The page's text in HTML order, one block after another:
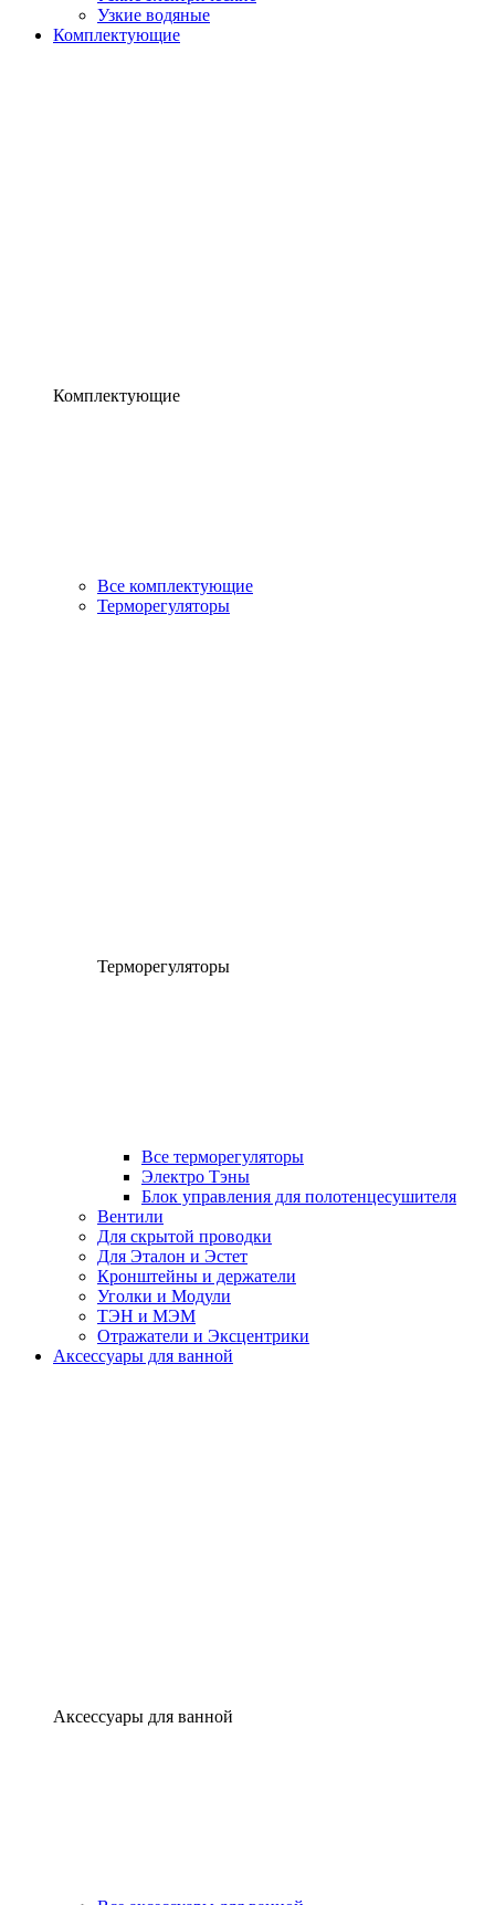
Узкие водяные
Комплектующие
Комплектующие
Все комплектующие
Терморегуляторы
Терморегуляторы
Все терморегуляторы
Электро Тэны
Блок управления для полотенцесушителя
Вентили
Для скрытой проводки
Для Эталон и Эстет
Кронштейны и держатели
Уголки и Модули
ТЭН и МЭМ
Отражатели и Эксцентрики
Аксессуары для ванной
Аксессуары для ванной